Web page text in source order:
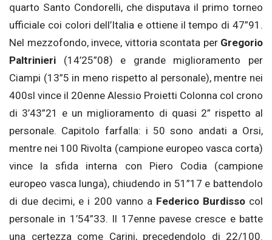
quarto Santo Condorelli, che disputava il primo torneo
ufficiale coi colori dell’Italia e ottiene il tempo di 47”91.
Nel mezzofondo, invece, vittoria scontata per Gregorio
Paltrinieri (14’25”08) e grande miglioramento per
Ciampi (13”5 in meno rispetto al personale), mentre nei
400sl vince il 20enne Alessio Proietti Colonna col crono
di 3’43”21 e un miglioramento di quasi 2” rispetto al
personale. Capitolo farfalla: i 50 sono andati a Orsi,
mentre nei 100 Rivolta (campione europeo vasca corta)
vince la sfida interna con Piero Codia (campione
europeo vasca lunga), chiudendo in 51”17 e battendolo
di due decimi, e i 200 vanno a Federico Burdissocol
personale in 1’54”33. Il 17enne pavese cresce e batte
una certezza come Carini, precedendolo di 22/100.